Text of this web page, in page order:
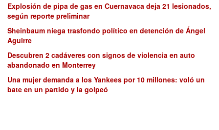
Explosión de pipa de gas en Cuernavaca deja 21 lesionados,
según reporte preliminar
Sheinbaum niega trasfondo político en detención de Ángel
Aguirre
Descubren 2 cadáveres con signos de violencia en auto
abandonado en Monterrey
Una mujer demanda a los Yankees por 10 millones: voló un
bate en un partido y la golpeó